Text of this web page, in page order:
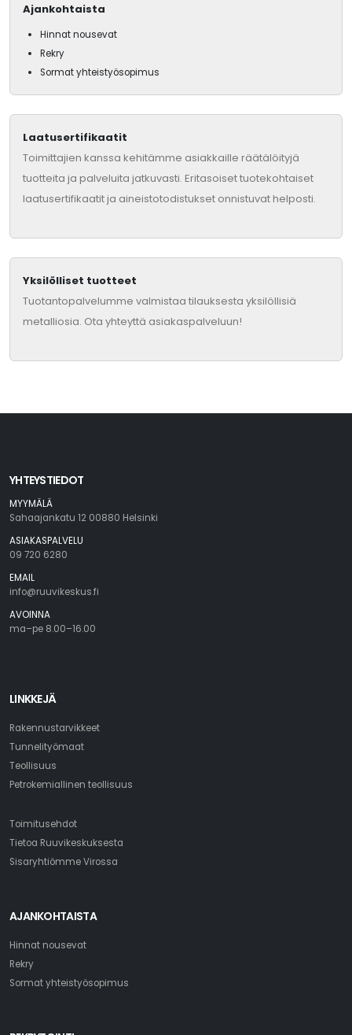
Ajankohtaista
Hinnat nousevat
Rekry
Sormat yhteistyösopimus
Laatusertifikaatit
Toimittajien kanssa kehitämme asiakkaille räätälöityjä
tuotteita ja palveluita jatkuvasti. Eritasoiset tuotekohtaiset
laatusertifikaatit ja aineistotodistukset onnistuvat helposti.
Yksilölliset tuotteet
Tuotantopalvelumme valmistaa tilauksesta yksilöllisiä
metalliosia. Ota yhteyttä asiakaspalveluun!
YHTEYSTIEDOT
MYYMÄLÄ
Sahaajankatu 12 00880 Helsinki
ASIAKASPALVELU
09 720 6280
EMAIL
info@ruuvikeskus.fi
AVOINNA
ma–pe 8.00–16.00
LINKKEJÄ
Rakennustarvikkeet
Tunnelityömaat
Teollisuus
Petrokemiallinen teollisuus
Toimitusehdot
Tietoa Ruuvikeskuksesta
Sisaryhtiömme Virossa
AJANKOHTAISTA
Hinnat nousevat
Rekry
Sormat yhteistyösopimus